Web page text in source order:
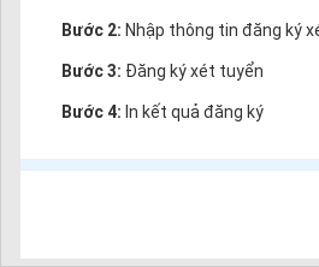
Bước 2: Nhập thông tin đăng ký
Bước 3: Đăng ký xét tuyển
Bước 4: In kết quả đăng ký